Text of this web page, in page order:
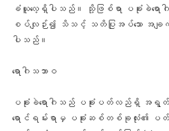
ခံယူလေ့ရှိပါသည်။ သို့ဖြစ်ရာ ပခုံးခဲရော
စပ်လျဉ်း၍ သိသင့် သတိပြုအပ်သော အချ
ပါသည်။
ရောဂါသဘာဝ
ပခုံးခဲရောဂါသည် ပခုံးပတ်လည်ရှိ အရွတ်က
ရောင်ရမ်းရာမှ ပခုံးဆစ်တစ်ခုလုံး